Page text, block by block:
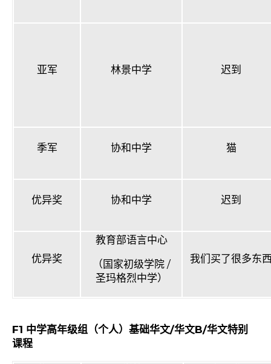
亚军 林景中学 迟到
季军 协和中学 猫
优异奖 协和中学 迟到
优异奖
教育部语言中心
（国家初级学院/
圣玛格烈中学）
我们买了很多东
F1 中学高年级组（个人）基础华文/华文B/华文特别
课程